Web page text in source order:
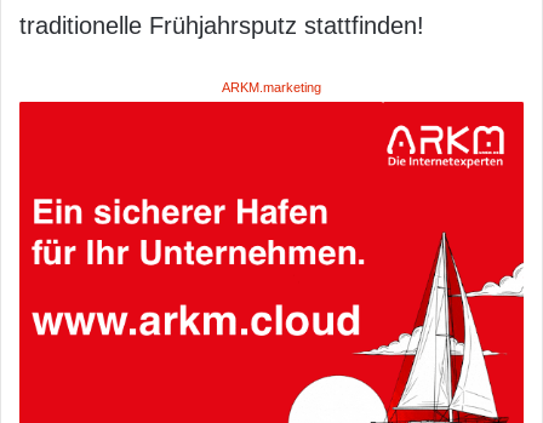
traditionelle Frühjahrsputz stattfinden!
ARKM.marketing